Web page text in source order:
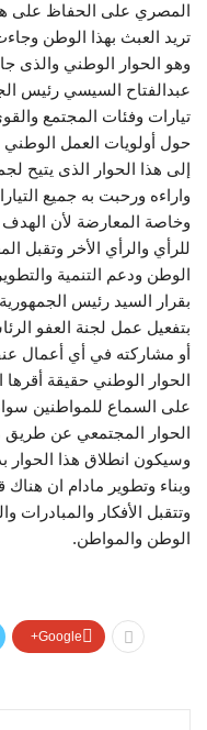
المصري على الحفاظ على
وهو الحوار الوطني والذى
عبدالفتاح السيسي رئيس
تيارات وفئات المجتمع
حول أولويات العمل الوطني
إلى هذا الحوار الذى يتيح
واراءه ورحبت به جميع
وخاصة المعارضة لأن
للرأي والرأي الأخر وتقبل
الوطن ودعم التنمية
بقرار السيد رئيس
بتفعيل عمل لجنة العفو
أو مشاركته في أي أعمال
الحوار الوطني حقيقة أقرها
على السماع للمواطنين
الحوار المجتمعي عن
وسيكون انطلاق هذا الحوار
وبناء وتطوير مادام ان هناك
وتتقبل الأفكار
الوطن والمواطن.
Google+